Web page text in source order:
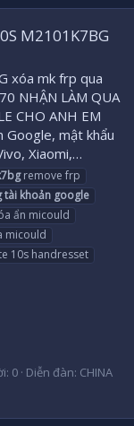
M2101K7BG
xóa mk frp qua
NHẬN LÀM QUA
CHO ANH EM
Google, mật khẩu
Xiaomi,…
remove frp
tài khoản google
ẩn micould
micould
10s handresset
0 Diễn đàn: CHINA